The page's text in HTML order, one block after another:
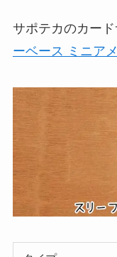
サポテカのカー
ーベース ミニア